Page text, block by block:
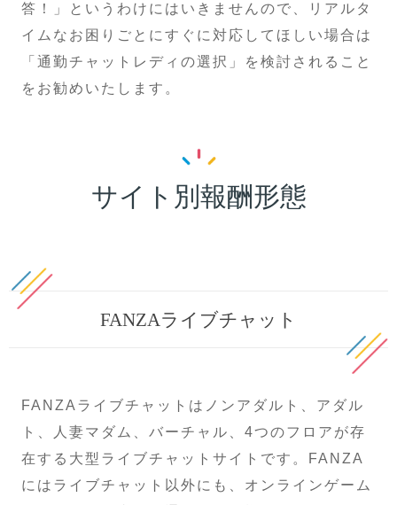
答！」というわけにはいきませんので、リアルタ
イムなお困りごとにすぐに対応してほしい場合は
「通勤チャットレディの選択」を検討されること
をお勧めいたします。
サイト別報酬形態
FANZAライブチャット
FANZAライブチャットはノンアダルト、アダル
ト、人妻マダム、バーチャル、4つのフロアが存
在する大型ライブチャットサイトです。FANZA
にはライブチャット以外にも、オンラインゲーム